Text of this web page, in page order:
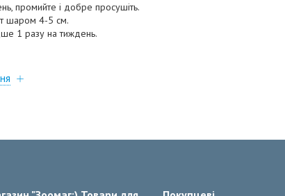
промийте і добре просушіть.
шаром 4-5 см.
1 разу на тиждень.